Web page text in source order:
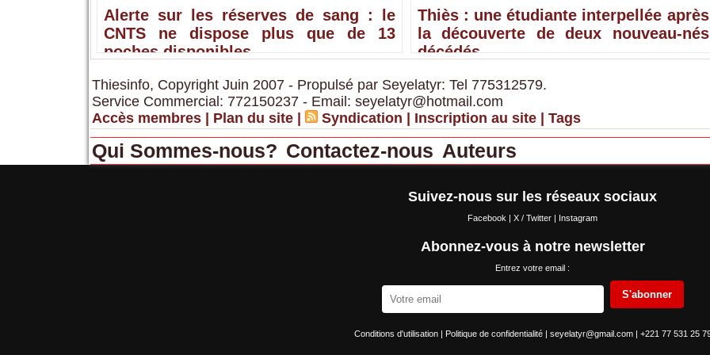
Alerte sur les réserves de sang : le
CNTS ne dispose plus que de 13
poches disponibles
Thiès : une étudiante interpellée après
la découverte de deux nouveau-nés
décédés
Thiesinfo, Copyright Juin 2007 - Propulsé par Seyelatyr: Tel 775312579.
Service Commercial: 772150237 - Email: seyelatyr@hotmail.com
Accès membres | Plan du site | Syndication | Inscription au site | Tags
Qui Sommes-nous? Contactez-nous Auteurs
Suivez-nous sur les réseaux sociaux
Facebook | X / Twitter | Instagram
Abonnez-vous à notre newsletter
Entrez votre email :
S'abonner
Conditions d'utilisation | Politique de confidentialité | seyelatyr@gmail.com | +221 77 531 25